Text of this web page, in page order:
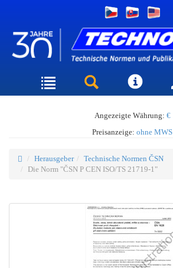
Angezeigte Währung: €
Preisanzeige: ohne MWS
Herausgeber
Technische Normen ČSN
Die Norm "ČSN P CEN ISO/TS 21719-1"